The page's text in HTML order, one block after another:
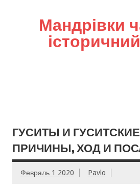
Мандрівки
ГУСИТЫ И
ПРИЧИНЫ, ХОД И
Февраль 1 2020 Pavlo